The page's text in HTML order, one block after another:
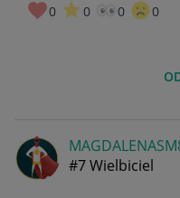
0 0 0 0
#7 Wielbiciel